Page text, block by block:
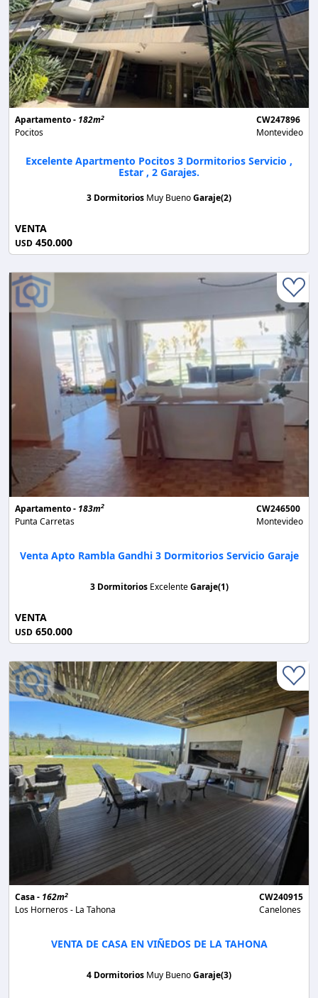
Apartamento - 182m2
Pocitos
CW247896
Montevideo
Excelente Apartmento Pocitos 3 Dormitorios Servicio ,
Estar , 2 Garajes.
3 Dormitorios Muy BuenoGaraje(2)
VENTA
USD 450.000
Apartamento - 183m2
Punta Carretas
CW246500
Montevideo
Venta Apto Rambla Gandhi 3 Dormitorios Servicio Garaje
3 Dormitorios ExcelenteGaraje(1)
VENTA
USD 650.000
Casa - 162m2
Los Horneros - La Tahona
CW240915
Canelones
VENTA DE CASA EN VIÑEDOS DE LA TAHONA
4 Dormitorios Muy BuenoGaraje(3)